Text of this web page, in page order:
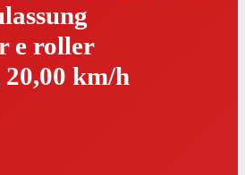
e roller
20,00 km/h